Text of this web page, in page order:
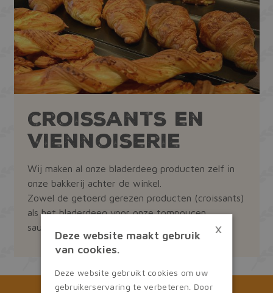
Croissants en
Viennoiserie
Wij maken al onze bladerdeeg producten zelf in
onze bakkerij achter de winkel.
Zowel de getoerd gerezen producten (croissants)
als het bladerdeeg voor onze tompoucen,
saucijzen enzovoort.
×
Deze website maakt gebruik
van cookies.
Deze website gebruikt cookies om uw
gebruikerservaring te verbeteren. Door